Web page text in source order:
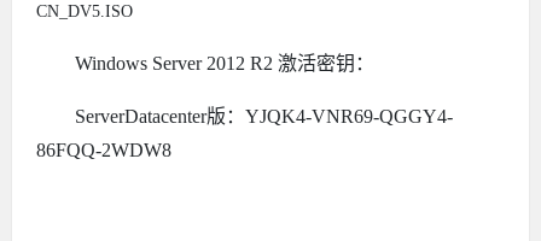
CN_DV5.ISO
Windows Server 2012 R2 激活密钥：
ServerDatacenter版：YJQK4-VNR69-QGGY4-
86FQQ-2WDW8